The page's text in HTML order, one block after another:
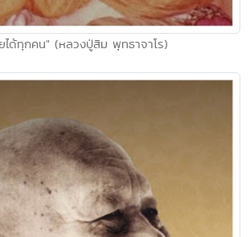
ได้ทุกคน" (หลวงปู่สิม พุทธาจาโร)